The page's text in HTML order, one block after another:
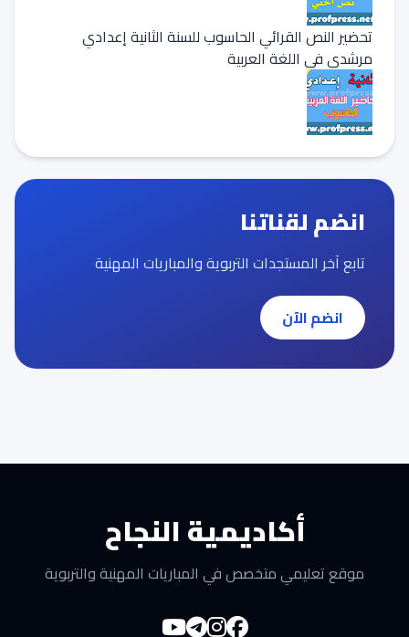
تحضير النص القرائي الحاسوب للسنة الثانية إعدادي
مرشدي في اللغة العربية
انضم لقناتنا
تابع آخر المستجدات التربوية والمباريات المهنية
انضم الآن
أكاديمية النجاح
موقع تعليمي متخصص في المباريات المهنية والتربوية